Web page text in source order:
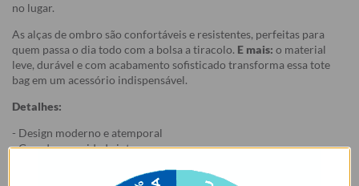
no lugar.
As alças de ombro são confortáveis e resistentes, perfeitas para
quem passa o dia todo com a bolsa a tiracolo. E mais: o material
leve, durável e com acabamento sofisticado transforma essa tote
bag em um acessório indispensável.
Detalhes:
- Design moderno e atemporal
- Grande capacidade interna
- Compartimento interno para garrafinha